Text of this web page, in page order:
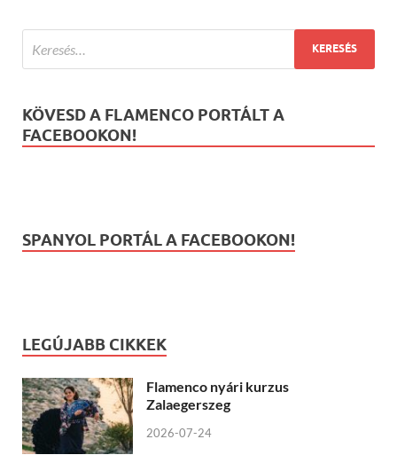
KÖVESD A FLAMENCO PORTÁLT A
FACEBOOKON!
SPANYOL PORTÁL A FACEBOOKON!
LEGÚJABB CIKKEK
Flamenco nyári kurzus
Zalaegerszeg
2026-07-24